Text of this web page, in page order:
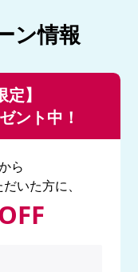
ン情報
】
ント中！
ら
いた方に、